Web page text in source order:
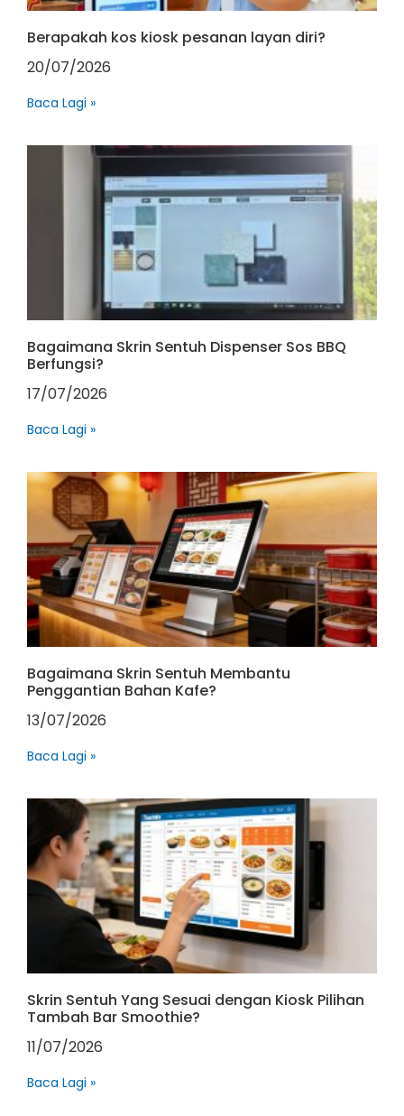
Berapakah kos kiosk pesanan layan diri?
20/07/2026
Baca Lagi »
Bagaimana Skrin Sentuh Dispenser Sos BBQ
Berfungsi?
17/07/2026
Baca Lagi »
Bagaimana Skrin Sentuh Membantu
Penggantian Bahan Kafe?
13/07/2026
Baca Lagi »
Skrin Sentuh Yang Sesuai dengan Kiosk Pilihan
Tambah Bar Smoothie?
11/07/2026
Baca Lagi »